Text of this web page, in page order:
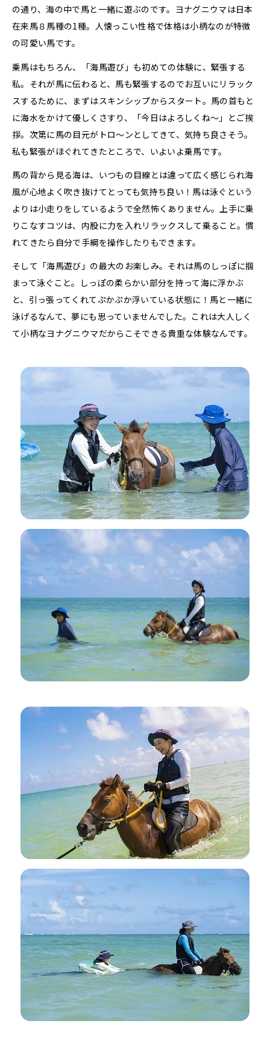
の通り、海の中で馬と一緒に遊ぶのです。ヨナグニウマは日本
在来馬８馬種の1種。人懐っこい性格で体格は小柄なのが特徴
の可愛い馬です。
乗馬はもちろん、「海馬遊び」も初めての体験に、緊張する
私。それが馬に伝わると、馬も緊張するのでお互いにリラック
スするために、まずはスキンシップからスタート。馬の首もと
に海水をかけて優しくさすり、「今日はよろしくね〜」とご挨
拶。次第に馬の目元がトロ〜ンとしてきて、気持ち良さそう。
私も緊張がほぐれてきたところで、いよいよ乗馬です。
馬の背から見る海は、いつもの目線とは違って広く感じられ海
風が心地よく吹き抜けてとっても気持ち良い！馬は泳ぐという
よりは小走りをしているようで全然怖くありません。上手に乗
りこなすコツは、内股に力を入れリラックスして乗ること。慣
れてきたら自分で手綱を操作したりもできます。
そして「海馬遊び」の最大のお楽しみ。それは馬のしっぽに掴
まって泳ぐこと。しっぽの柔らかい部分を持って海に浮かぶ
と、引っ張ってくれてぷかぷか浮いている状態に！馬と一緒に
泳げるなんて、夢にも思っていませんでした。これは大人しく
て小柄なヨナグニウマだからこそできる貴重な体験なんです。